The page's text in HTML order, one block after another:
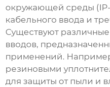
окружающей среды
кабельного ввода и
Существуют
вводов,
применений.
резиновыми
для защиты от пыли и